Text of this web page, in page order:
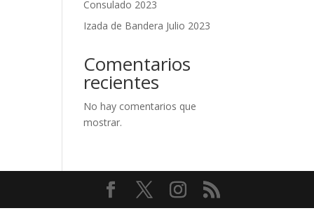
Consulado 2023
Izada de Bandera Julio 2023
Comentarios
recientes
No hay comentarios que
mostrar.